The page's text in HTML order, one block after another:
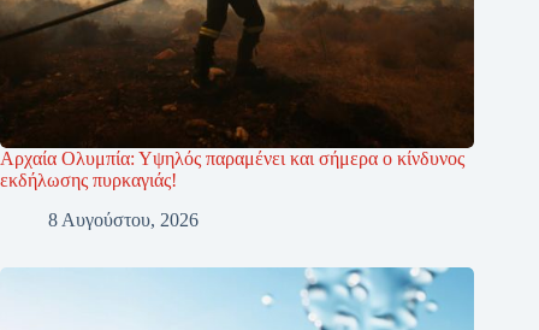
Αρχαία Ολυμπία: Υψηλός παραμένει και σήμερα ο κίνδυνος
εκδήλωσης πυρκαγιάς!
8 Αυγούστου, 2026